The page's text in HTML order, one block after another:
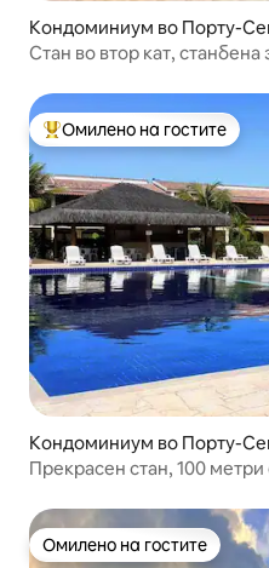
Кондоминиум во Порту-
Стан во втор кат, станбена
Меѓу најуспешните
Омилено на гостите
Кондоминиум во Порту-
Прекрасен стан, 100
Омилено на гостите
Омилено на гостите